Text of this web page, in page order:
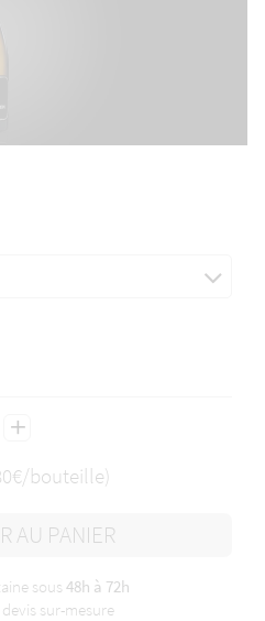
bouteille)
AU PANIER
sous 48h à 72h
sur-mesure